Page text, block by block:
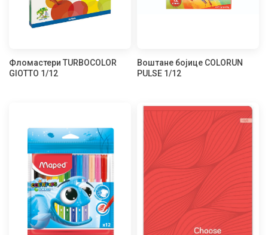
Фломастери TURBOCOLOR
GIOTTO 1/12
Воштане бојице COLORUN
PULSE 1/12